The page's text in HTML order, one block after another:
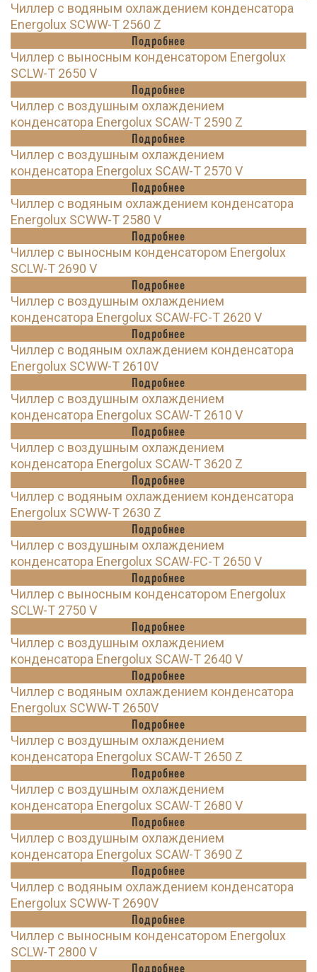
Чиллер с водяным охлаждением конденсатора
Energolux SCWW-T 2560 Z
Подробнее
Чиллер с выносным конденсатором Energolux
SCLW-T 2650 V
Подробнее
Чиллер с воздушным охлаждением
конденсатора Energolux SCAW-T 2590 Z
Подробнее
Чиллер с воздушным охлаждением
конденсатора Energolux SCAW-T 2570 V
Подробнее
Чиллер с водяным охлаждением конденсатора
Energolux SCWW-T 2580 V
Подробнее
Чиллер с выносным конденсатором Energolux
SCLW-T 2690 V
Подробнее
Чиллер с воздушным охлаждением
конденсатора Energolux SCAW-FC-T 2620 V
Подробнее
Чиллер с водяным охлаждением конденсатора
Energolux SCWW-T 2610V
Подробнее
Чиллер с воздушным охлаждением
конденсатора Energolux SCAW-T 2610 V
Подробнее
Чиллер с воздушным охлаждением
конденсатора Energolux SCAW-T 3620 Z
Подробнее
Чиллер с водяным охлаждением конденсатора
Energolux SCWW-T 2630 Z
Подробнее
Чиллер с воздушным охлаждением
конденсатора Energolux SCAW-FC-T 2650 V
Подробнее
Чиллер с выносным конденсатором Energolux
SCLW-T 2750 V
Подробнее
Чиллер с воздушным охлаждением
конденсатора Energolux SCAW-T 2640 V
Подробнее
Чиллер с водяным охлаждением конденсатора
Energolux SCWW-T 2650V
Подробнее
Чиллер с воздушным охлаждением
конденсатора Energolux SCAW-T 2650 Z
Подробнее
Чиллер с воздушным охлаждением
конденсатора Energolux SCAW-T 2680 V
Подробнее
Чиллер с воздушным охлаждением
конденсатора Energolux SCAW-T 3690 Z
Подробнее
Чиллер с водяным охлаждением конденсатора
Energolux SCWW-T 2690V
Подробнее
Чиллер с выносным конденсатором Energolux
SCLW-T 2800 V
Подробнее